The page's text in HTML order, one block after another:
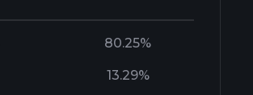
80.25%
13.29%